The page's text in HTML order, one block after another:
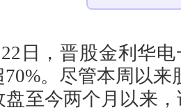
日，晋股金利华
70%。尽管本周以
盘至今两个月以来